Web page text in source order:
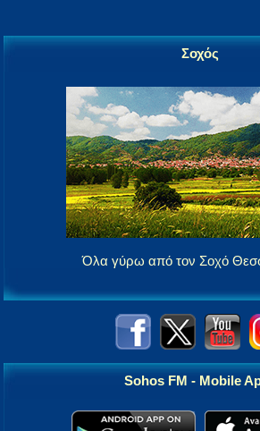
Σοχός
Όλα γύρω από τον Σοχό
Sohos FM - Mobile